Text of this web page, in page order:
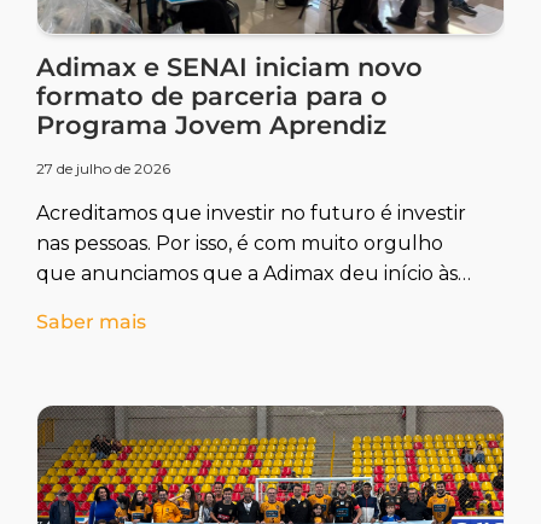
Adimax e SENAI iniciam novo
formato de parceria para o
Programa Jovem Aprendiz
27 de julho de 2026
Acreditamos que investir no futuro é investir
nas pessoas. Por isso, é com muito orgulho
que anunciamos que a Adimax deu início às
Saber mais